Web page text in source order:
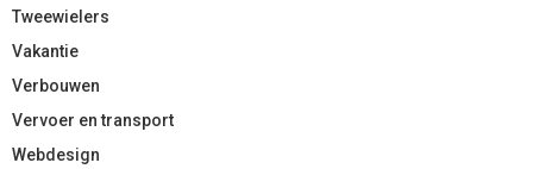
Tweewielers
Vakantie
Verbouwen
Vervoer en transport
Webdesign